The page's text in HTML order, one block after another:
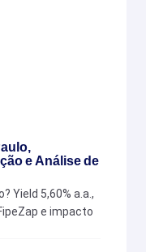
e Análise de
Yield 5,60% a.a.,
e impacto